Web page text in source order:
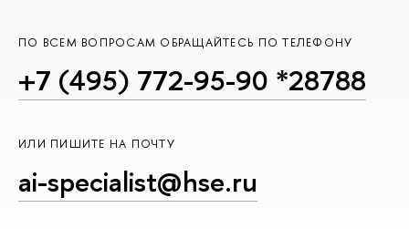
ПО ВСЕМ ВОПРОСАМ ОБРАЩАЙТЕСЬ ПО ТЕЛЕФОНУ
+7 (495) 772-95-90 *28788
ИЛИ ПИШИТЕ НА ПОЧТУ
ai-specialist@hse.ru